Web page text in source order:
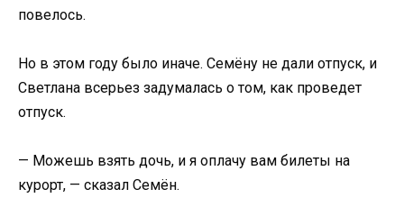
повелось.
Но в этом году было иначе. Семёну не дали отпуск, и
Светлана всерьез задумалась о том, как проведет
отпуск.
— Можешь взять дочь, и я оплачу вам билеты на
курорт, — сказал Семён.